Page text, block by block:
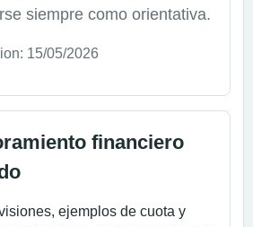
siempre como orientativa.
15/05/2026
financiero
ejemplos de cuota y